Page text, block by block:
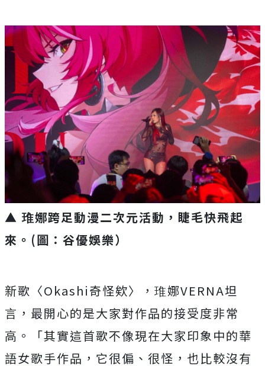
▲ 琟娜跨足動漫二次元活動，睫毛快飛起
來。(圖：谷優娛樂）
新歌〈Okashi奇怪欸〉，琟娜VERNA坦
言， 最開心的是大家對作品的接受度非常
高。「其實這首歌不像現在大家印象中的華
語女歌手作品，它很偏、很怪， 也比較沒有